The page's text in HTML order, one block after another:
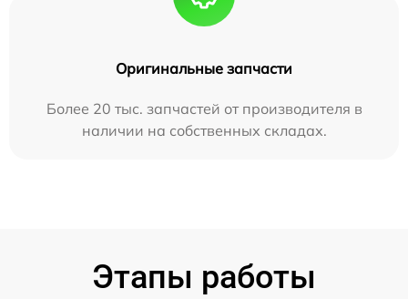
Оригинальные запчасти
Более 20 тыс. запчастей от производителя в
наличии на собственных складах.
Этапы работы